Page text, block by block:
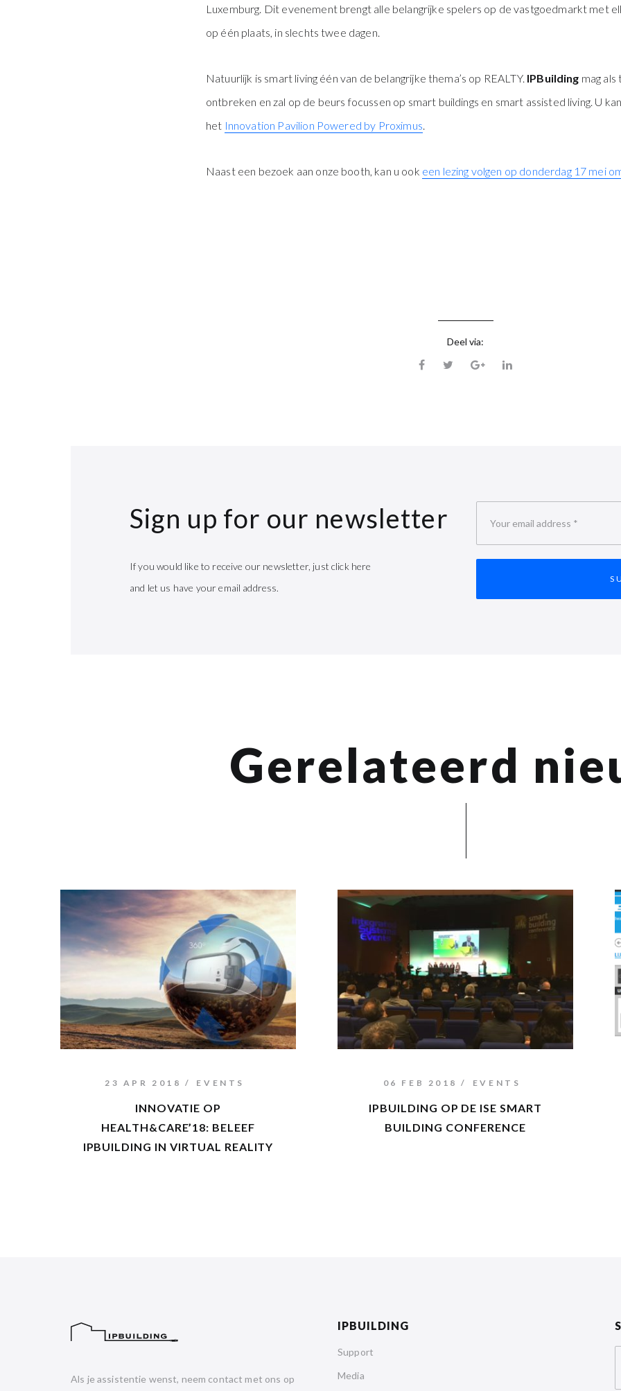
Luxemburg. Dit evenement brengt alle belangrijke spelers op de vastgoedmarkt met
op één plaats, in slechts twee dagen.
Natuurlijk is smart living één van de belangrijke thema’s op REALTY. IPBuilding mag
ontbreken en zal op de beurs focussen op smart buildings en smart assisted living. U
het Innovation Pavilion Powered by Proximus.
Naast een bezoek aan onze booth, kan u ook een lezing volgen op donderdag 17 mei
Deel via:
Sign up for our newsletter
If you would like to receive our newsletter, just click here
and let us have your email address.
Your email address *
Gerelateerd
23 APR 2018 EVENTS
INNOVATIE OP
HEALTH&CARE’18: BELEEF
IPBUILDING IN VIRTUAL REALITY
06 FEB 2018 EVENTS
IPBUILDING OP DE ISE SMART
BUILDING CONFERENCE
Als je assistentie wenst, neem contact met ons op
IPBUILDING
Support
Media